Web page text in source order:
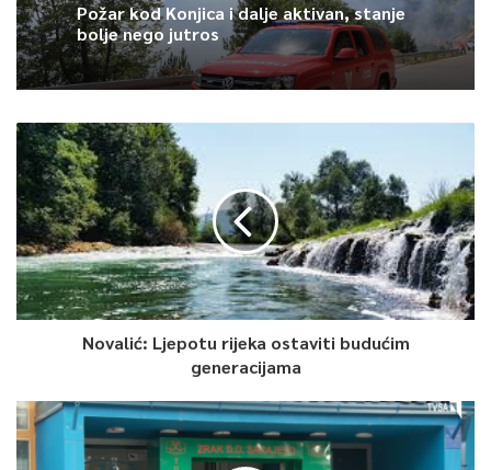
Požar kod Konjica i dalje aktivan, stanje
bolje nego jutros
Novalić: Ljepotu rijeka ostaviti budućim
generacijama